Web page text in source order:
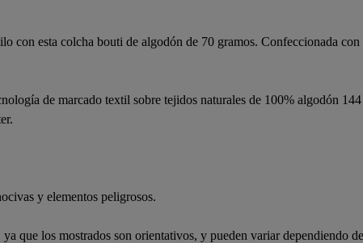
con esta colcha bouti de algodón de 70 gramos. Confeccionada
de marcado textil sobre tejidos naturales de 100% algodón
y elementos peligrosos.
que los mostrados son orientativos, y pueden variar dependiendo